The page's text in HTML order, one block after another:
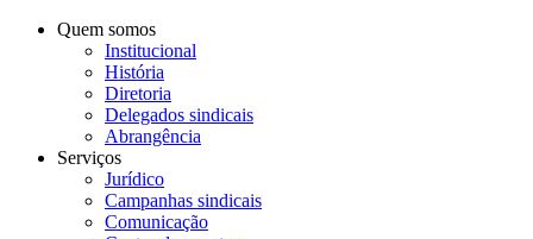
Quem somos
Institucional
História
Diretoria
Delegados sindicais
Abrangência
Serviços
Jurídico
Campanhas sindicais
Comunicação